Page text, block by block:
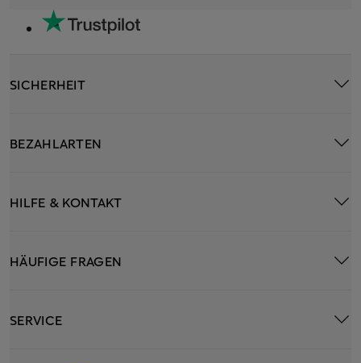
HILFE & KONTAKT
HÄUFIGE FRAGEN
SERVICE
SICHERHEIT
BEZAHLARTEN